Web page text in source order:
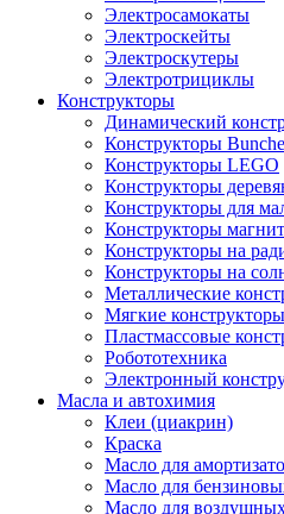
Электросамокаты
Электроскейты
Электроскутеры
Электротрициклы
Конструкторы
Динамический
Конструкторы
Конструкторы LEGO
Конструкторы
Конструкторы для
Конструкторы
Конструкторы на
Конструкторы на
Металлические
Мягкие конструкторы
Пластмассовые
Робототехника
Электронный
Масла и автохимия
Клеи (циакрин)
Краска
Масло для
Масло для
Масло для